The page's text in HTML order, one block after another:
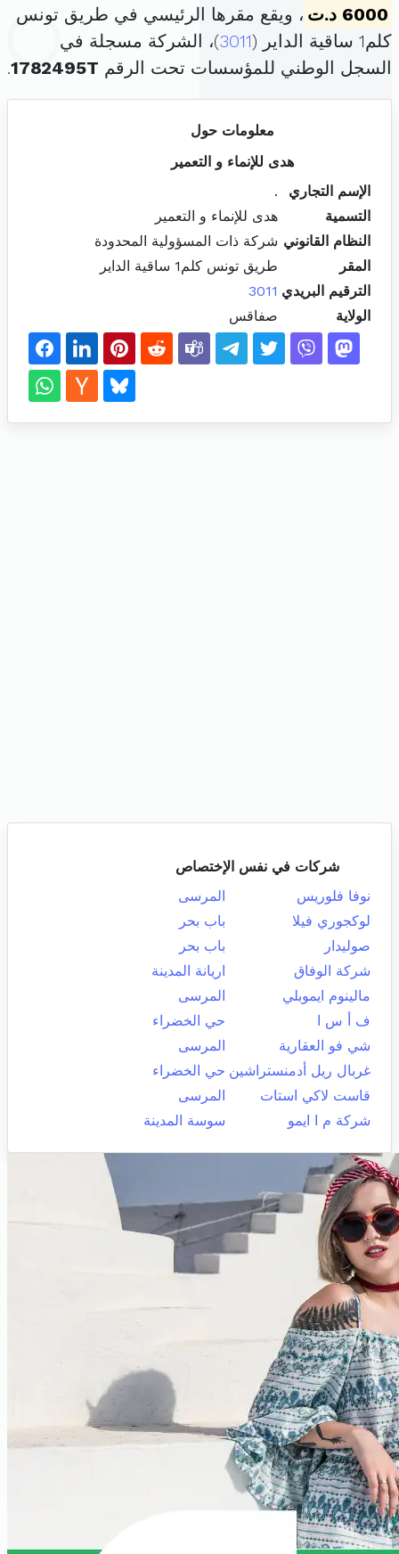
6000 د.ت
، ويقع مقرها الرئيسي في طريق تونس
كلم1 ساقية الداير (
3011)، الشركة مسجلة في
السجل الوطني للمؤسسات تحت الرقم 1782495T
.
معلومات حول
هدى للإنماء و التعمير
الإسم التجاري
.
التسمية
هدى للإنماء و التعمير
النظام القانوني شركة ذات المسؤولية المحدودة
المقر
طريق تونس كلم1 ساقية الداير
الترقيم البريدي 3011
الولاية
صفاقس
شركات في نفس الإختصاص
نوفا فلوريس
المرسى
لوكجوري فيلا
باب بحر
صوليدار
باب بحر
شركة الوفاق
اريانة المدينة
مالينوم ايموبلي
المرسى
ف أ س ا
حي الخضراء
شي فو العقارية
المرسى
غربال ريل أدمنستراشين حي الخضراء
قاست لاكي استات
المرسى
شركة م ا ايمو
سوسة المدينة